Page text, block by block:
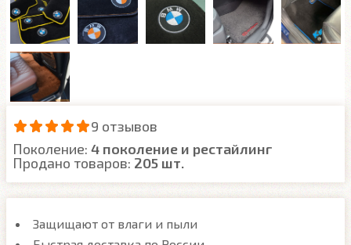
9 отзывов
Поколение: 4 поколение и рестайлинг
Продано товаров: 205 шт.
Защищают от влаги и пыли